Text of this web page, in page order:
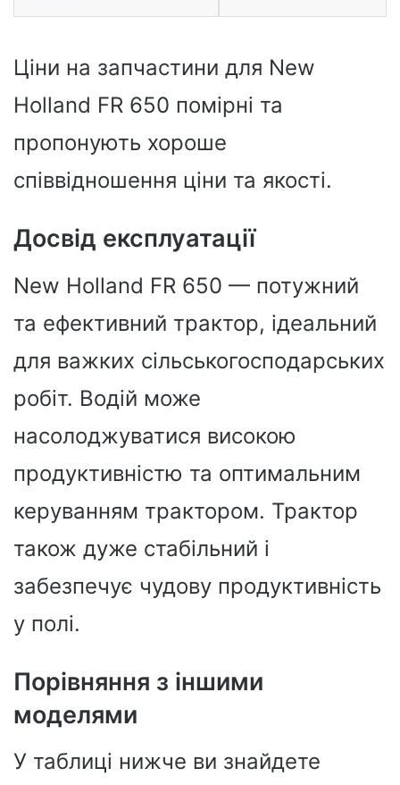
Ціни на запчастини для New
Holland FR 650 помірні та
пропонують хороше
співвідношення ціни та якості.
Досвід експлуатації
New Holland FR 650 — потужний
та ефективний трактор, ідеальний
для важких сільськогосподарських
робіт. Водій може
насолоджуватися високою
продуктивністю та оптимальним
керуванням трактором. Трактор
також дуже стабільний і
забезпечує чудову продуктивність
у полі.
Порівняння з іншими
моделями
У таблиці нижче ви знайдете